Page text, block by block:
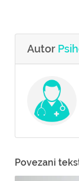
Autor
Povezani